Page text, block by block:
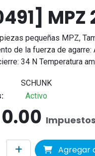
pequeñas MPZ,
de la fuerza de agarre:
34 N Temperatura
SCHUNK
Activo
0.00
Agregar